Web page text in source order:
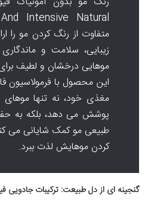
متفاوت از رنگ کردن مو را
زیبایی، سلامت و
موهایی درخشان و لطیف
این محصول با فرمولاسیون
مغذی خود، نه تنها موهای
پوشش می دهد، بلکه به
طبیعی مو کمک شایانی می
کردن موهایش لذت ببرد.
گنجینه ای از دل طبیعت: ترکیبات جادویی